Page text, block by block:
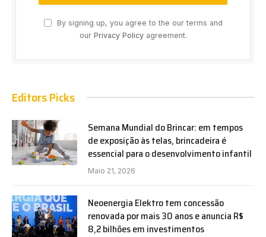
By signing up, you agree to the our terms and
our Privacy Policyagreement.
Editors Picks
Semana Mundial do Brincar: em tempos
de exposição às telas, brincadeira é
essencial para o desenvolvimento infantil
Maio 21, 2026
Neoenergia Elektro tem concessão
renovada por mais 30 anos e anuncia R$
8,2 bilhões em investimentos